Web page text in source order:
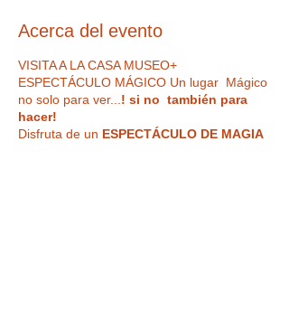
Acerca del evento
VISITA A LA CASA MUSEO+
ESPECTÁCULO MÁGICO Un lugar Mágico
no solo para ver... ! si no también para
hacer!
Disfruta de un ESPECTÁCULO DE MAGIA